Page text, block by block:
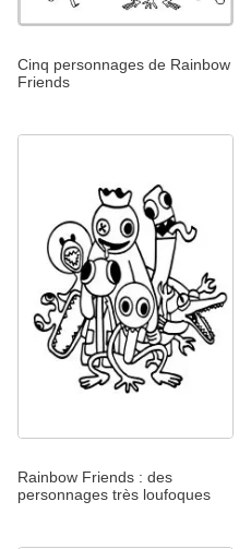
Cinq personnages de Rainbow
Friends
Rainbow Friends : des
personnages très loufoques